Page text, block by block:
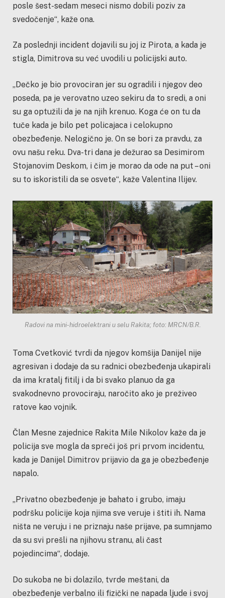
posle šest-sedam meseci nismo dobili poziv za
svedočenje“, kaže ona.
Za poslednji incident dojavili su joj iz Pirota, a kada je
stigla, Dimitrova su već uvodili u policijski auto.
„Dečko je bio provociran jer su ogradili i njegov deo
poseda, pa je verovatno uzeo sekiru da to sredi, a oni
su ga optužili da je na njih krenuo. Koga će on tu da
tuče kada je bilo pet policajaca i celokupno
obezbeđenje. Nelogično je. On se bori za pravdu, za
ovu našu reku. Dva-tri dana je dežurao sa Desimirom
Stojanovim Deskom, i čim je morao da ode na put – oni
su to iskoristili da se osvete“, kaže Valentina Ilijev.
Radovi na mini-hidroelektrani u selu Rakita; foto: MRCN/B.R.
Toma Cvetković tvrdi da njegov komšija Danijel nije
agresivan i dodaje da su radnici obezbeđenja ukapirali
da ima kratalj fitilj i da bi svako planuo da ga
svakodnevno provociraju, naročito ako je preživeo
ratove kao vojnik.
Član Mesne zajednice Rakita Mile Nikolov kaže da je
policija sve mogla da spreči još pri prvom incidentu,
kada je Danijel Dimitrov prijavio da ga je obezbeđenje
napalo.
„Privatno obezbeđenje je bahato i grubo, imaju
podršku policije koja njima sve veruje i štiti ih. Nama
ništa ne veruju i ne priznaju naše prijave, pa sumnjamo
da su svi prešli na njihovu stranu, ali čast
pojedincima“, dodaje.
Do sukoba ne bi dolazilo, tvrde meštani, da
obezbeđenje verbalno ili fizički ne napada ljude i svoj